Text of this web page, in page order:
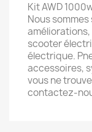
Kit AWD
Nous
scooter
électrique.
accessoires,
vous ne
contactez-